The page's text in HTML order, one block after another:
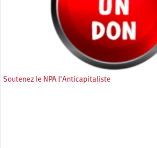
Soutenez le NPA l'Anticapitaliste